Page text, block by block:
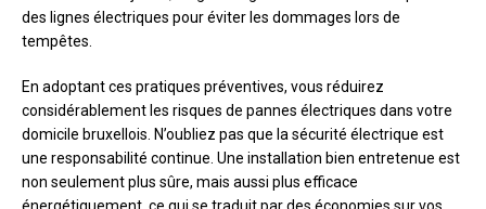
des lignes électriques pour éviter les dommages lors de
tempêtes.
En adoptant ces pratiques préventives, vous réduirez
considérablement les risques de pannes électriques dans votre
domicile bruxellois. N’oubliez pas que la sécurité électrique est
une responsabilité continue. Une installation bien entretenue est
non seulement plus sûre, mais aussi plus efficace